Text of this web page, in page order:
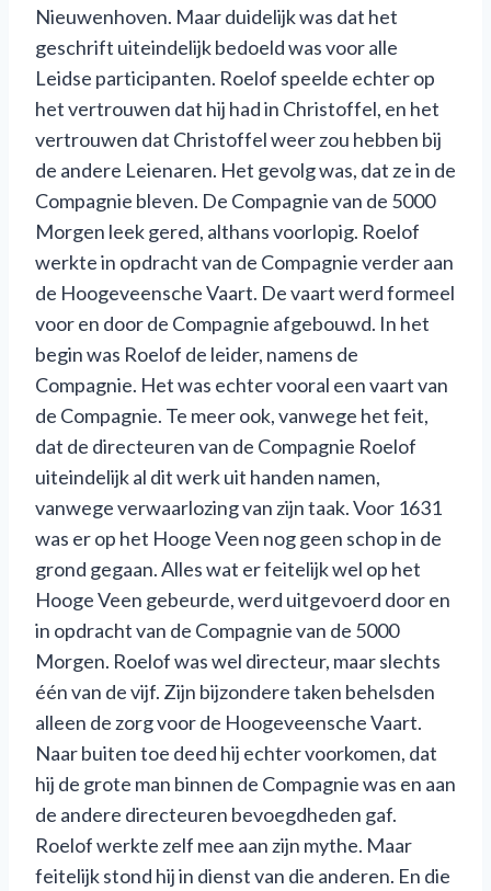
Nieuwenhoven. Maar duidelijk was dat het
geschrift uiteindelijk bedoeld was voor alle
Leidse participanten. Roelof speelde echter op
het vertrouwen dat hij had in Christoffel, en het
vertrouwen dat Christoffel weer zou hebben bij
de andere Leienaren. Het gevolg was, dat ze in de
Compagnie bleven. De Compagnie van de 5000
Morgen leek gered, althans voorlopig. Roelof
werkte in opdracht van de Compagnie verder aan
de Hoogeveensche Vaart. De vaart werd formeel
voor en door de Compagnie afgebouwd. In het
begin was Roelof de leider, namens de
Compagnie. Het was echter vooral een vaart van
de Compagnie. Te meer ook, vanwege het feit,
dat de directeuren van de Compagnie Roelof
uiteindelijk al dit werk uit handen namen,
vanwege verwaarlozing van zijn taak. Voor 1631
was er op het Hooge Veen nog geen schop in de
grond gegaan. Alles wat er feitelijk wel op het
Hooge Veen gebeurde, werd uitgevoerd door en
in opdracht van de Compagnie van de 5000
Morgen. Roelof was wel directeur, maar slechts
één van de vijf. Zijn bijzondere taken behelsden
alleen de zorg voor de Hoogeveensche Vaart.
Naar buiten toe deed hij echter voorkomen, dat
hij de grote man binnen de Compagnie was en aan
de andere directeuren bevoegdheden gaf.
Roelof werkte zelf mee aan zijn mythe. Maar
feitelijk stond hij in dienst van die anderen. En die